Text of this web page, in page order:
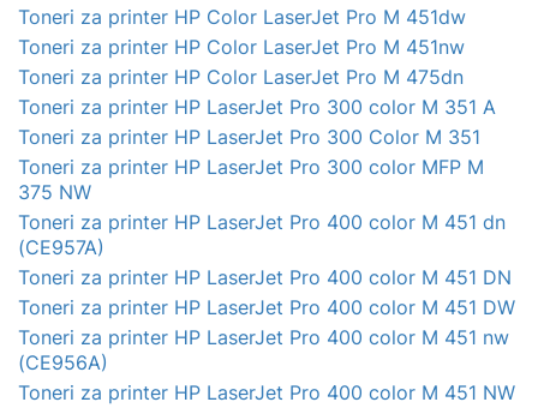
Toneri za printer HP Color LaserJet Pro M 451dw
Toneri za printer HP Color LaserJet Pro M 451nw
Toneri za printer HP Color LaserJet Pro M 475dn
Toneri za printer HP LaserJet Pro 300 color M 351 A
Toneri za printer HP LaserJet Pro 300 Color M 351
Toneri za printer HP LaserJet Pro 300 color MFP M
375 NW
Toneri za printer HP LaserJet Pro 400 color M 451 dn
(CE957A)
Toneri za printer HP LaserJet Pro 400 color M 451 DN
Toneri za printer HP LaserJet Pro 400 color M 451 DW
Toneri za printer HP LaserJet Pro 400 color M 451 nw
(CE956A)
Toneri za printer HP LaserJet Pro 400 color M 451 NW